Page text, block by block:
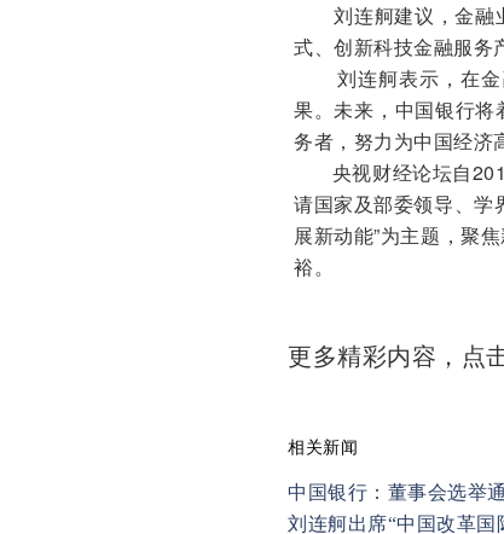
刘连舸建议，金融
式、创新科技金融服务
刘连舸表示，在
果。未来，中国银行
务者，努力为中国经济
央视财经论坛自
请国家及部委领导、学
展新动能”为主题，聚
裕。
更多精彩内容，点
相关新闻
中国银行：董事会选举
刘连舸出席“中国改革国